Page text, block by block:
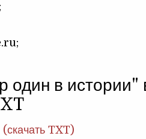
один в
TXT)